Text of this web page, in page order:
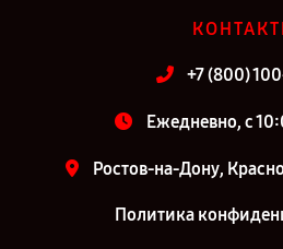
+7 (800)
Ежедневно, с
Ростов-на-Дону,
Политика